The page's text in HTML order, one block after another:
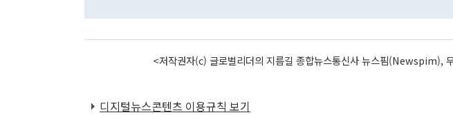
<저작권자(c) 글로벌리더의 지름길 종합뉴스통신사 뉴스핌(Newspim),
디지털뉴스콘텐츠 이용규칙 보기